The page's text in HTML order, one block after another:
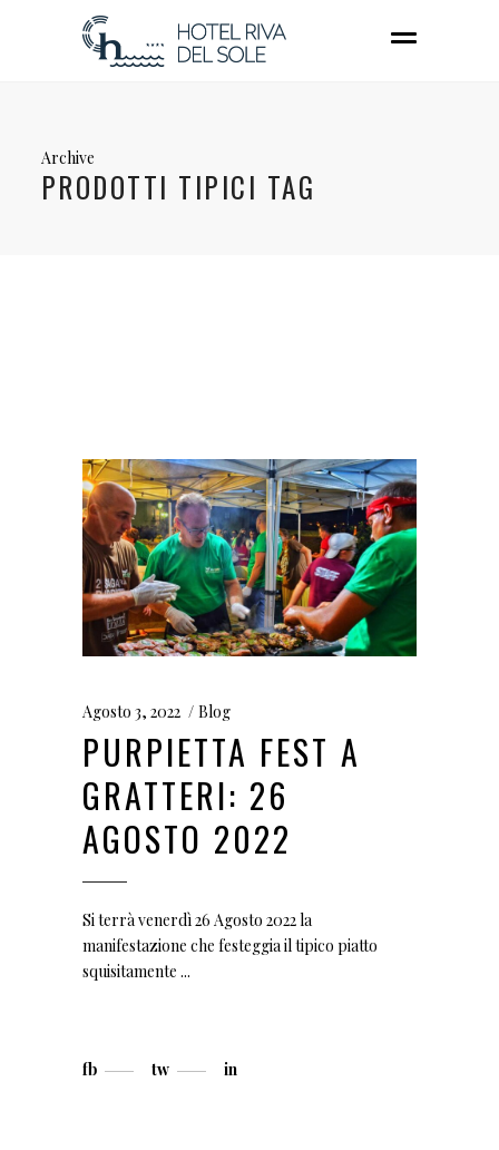
Archive
PRODOTTI TIPICI TAG
Agosto 3, 2022 Blog
PURPIETTA FEST A
GRATTERI: 26
AGOSTO 2022
Si terrà venerdì 26 Agosto 2022 la
manifestazione che festeggia il tipico piatto
squisitamente
fb tw in